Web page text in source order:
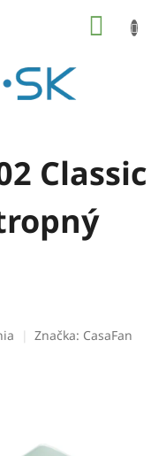
Classic
Značka: CasaFan